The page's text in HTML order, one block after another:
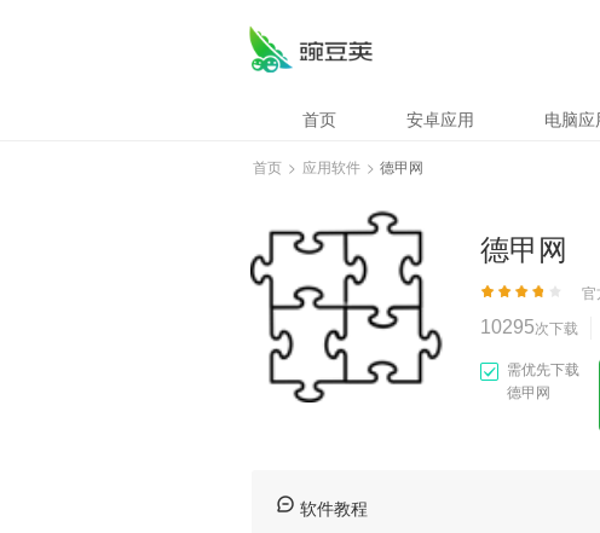
首页 安卓应用 电脑应
首页 > 应用软件 > 德甲网
德甲网
官
10295次下载
需优先下载
德甲网
软件教程